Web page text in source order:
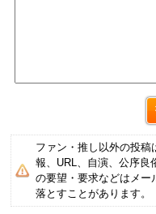
ファン・推し以外の投
報、URL、自演、公序良
の要望・要求などはメー
落とすことがあります。